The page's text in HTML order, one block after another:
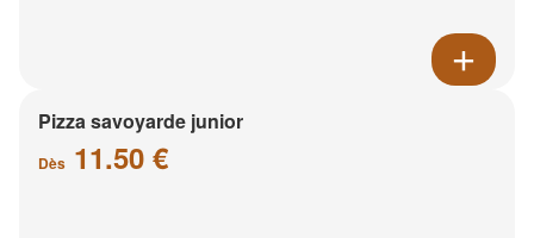
Pizza savoyarde junior
Dès 11.50 €